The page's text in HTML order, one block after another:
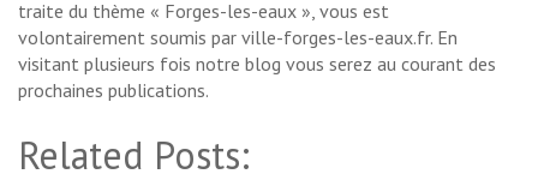
traite du thème « Forges-les-eaux », vous est
volontairement soumis par ville-forges-les-eaux.fr. En
visitant plusieurs fois notre blog vous serez au courant des
prochaines publications.
Related Posts: